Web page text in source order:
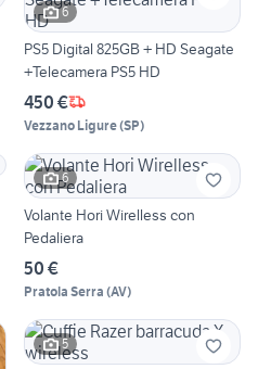
6
PS5 Digital 825GB + HD Seagate
+Telecamera PS5 HD
450 €
Vezzano Ligure(SP)
6
Volante Hori Wirelless con
Pedaliera
50 €
Pratola Serra (AV)
5